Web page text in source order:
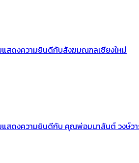
สดงความยินดีกับสังฆมณฑลเชียงใหม่
สดงความยินดีกับ คุณพ่อมนาสันต์ วงษ์วาร